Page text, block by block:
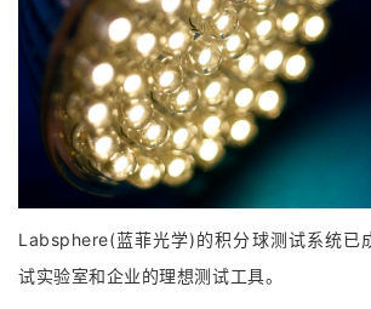
Labsphere(蓝菲光学)的积分球测试系统已
试实验室和企业的理想测试工具。